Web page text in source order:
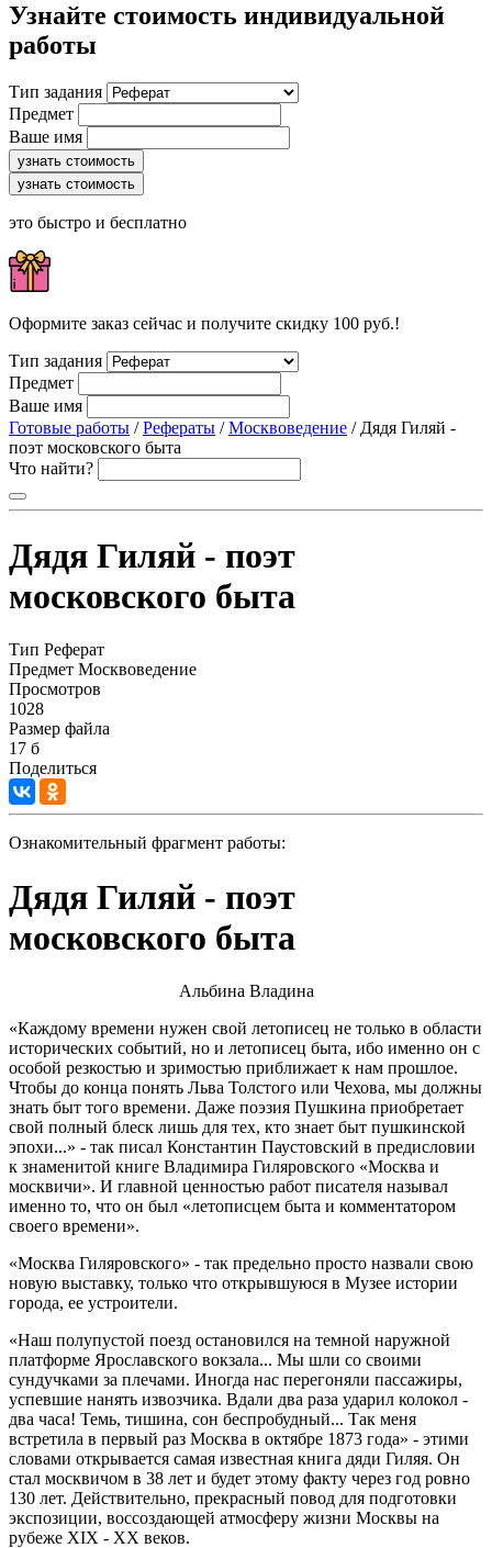
Узнайте стоимость индивидуальной
работы
Тип задания
Предмет
Ваше имя
узнать стоимость
узнать стоимость
это быстро и бесплатно
Оформите заказ сейчас и получите скидку 100 руб.!
Тип задания
Предмет
Ваше имя
Готовые работы /Рефераты /Москвоведение / Дядя Гиляй -
поэт московского быта
Что найти?
Дядя Гиляй - поэт
московского быта
Тип Реферат
Предмет Москвоведение
Просмотров
1028
Размер файла
17 б
Поделиться
Ознакомительный фрагмент работы:
Дядя Гиляй - поэт
московского быта
Альбина Владина
«Каждому времени нужен свой летописец не только в области
исторических событий, но и летописец быта, ибо именно он с
особой резкостью и зримостью приближает к нам прошлое.
Чтобы до конца понять Льва Толстого или Чехова, мы должны
знать быт того времени. Даже поэзия Пушкина приобретает
свой полный блеск лишь для тех, кто знает быт пушкинской
эпохи...» - так писал Константин Паустовский в предисловии
к знаменитой книге Владимира Гиляровского «Москва и
москвичи». И главной ценностью работ писателя называл
именно то, что он был «летописцем быта и комментатором
своего времени».
«Москва Гиляровского» - так предельно просто назвали свою
новую выставку, только что открывшуюся в Музее истории
города, ее устроители.
«Наш полупустой поезд остановился на темной наружной
платформе Ярославского вокзала... Мы шли со своими
сундучками за плечами. Иногда нас перегоняли пассажиры,
успевшие нанять извозчика. Вдали два раза ударил колокол -
два часа! Темь, тишина, сон беспробудный... Так меня
встретила в первый раз Москва в октябре 1873 года» - этими
словами открывается самая известная книга дяди Гиляя. Он
стал москвичом в 38 лет и будет этому факту через год ровно
130 лет. Действительно, прекрасный повод для подготовки
экспозиции, воссоздающей атмосферу жизни Москвы на
рубеже XIX - XX веков.